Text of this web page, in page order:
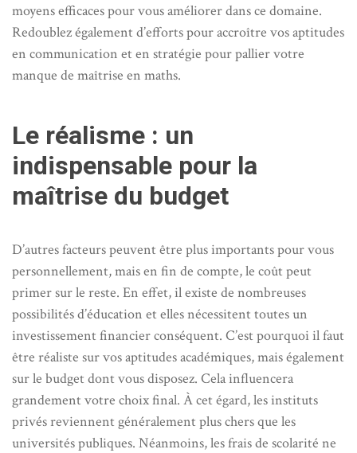
moyens efficaces pour vous améliorer dans ce domaine.
Redoublez également d’efforts pour accroître vos aptitudes
en communication et en stratégie pour pallier votre
manque de maîtrise en maths.
Le réalisme : un
indispensable pour la
maîtrise du budget
D’autres facteurs peuvent être plus importants pour vous
personnellement, mais en fin de compte, le coût peut
primer sur le reste. En effet, il existe de nombreuses
possibilités d’éducation et elles nécessitent toutes un
investissement financier conséquent. C’est pourquoi il faut
être réaliste sur vos aptitudes académiques, mais également
sur le budget dont vous disposez. Cela influencera
grandement votre choix final. À cet égard, les instituts
privés reviennent généralement plus chers que les
universités publiques. Néanmoins, les frais de scolarité ne